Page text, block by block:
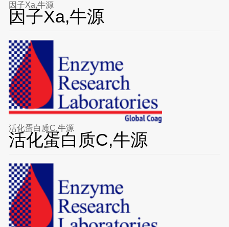
因子Xa,牛源
因子Xa,牛源
活化蛋白质C,牛源
活化蛋白质C,牛源